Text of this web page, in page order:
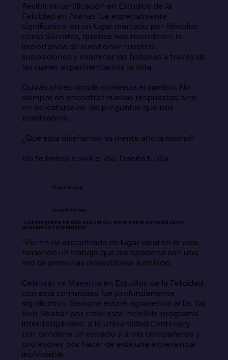
Recibir mi certificación en Estudios de la
Felicidad en Atenas fue especialmente
significativo, en un lugar marcado por filósofos
como Sócrates, quienes nos recordaron la
importancia de cuestionar nuestras
suposiciones y examinar las historias a través de
las cuales experimentamos la vida.
Quizás ahí es donde comienza el cambio. No
siempre en encontrar nuevas respuestas, sino
en percatarse de las preguntas que nos
planteamos.
¿Qué está diseñando mi mente ahora mismo?
No te limites a vivir el día. Diseña tu día.
Charis Irving
United States
“Este programa ha sido una delicia, tanto a nivel personal como
académico y profesional.”
“Por fin he encontrado mi lugar ideal en la vida,
haciendo un trabajo que me apasiona con una
red de personas maravillosas a mi lado.
Celebrar mi Maestría en Estudios de la Felicidad
con esta comunidad fue profundamente
significativo. Siempre estaré agradecida al Dr. Tal
Ben-Shahar por crear este increíble programa
interdisciplinario, a la Universidad Centenary
por brindarle un espacio y a mis compañeros y
profesores por hacer de esta una experiencia
inolvidable.